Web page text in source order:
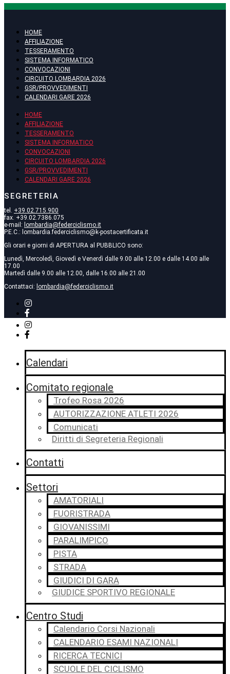
HOME
AFFILIAZIONE
TESSERAMENTO
SISTEMA INFORMATICO
CONVOCAZIONI
CIRCUITO LOMBARDIA 2026
GSR/PROVVEDIMENTI
CALENDARI GARE 2026
HOME
AFFILIAZIONE
TESSERAMENTO
SISTEMA INFORMATICO
CONVOCAZIONI
CIRCUITO LOMBARDIA 2026
GSR/PROVVEDIMENTI
CALENDARI GARE 2026
SEGRETERIA
tel. +39.02.715.900
fax. +39.02.7386.075
e-mail: lombardia@federciclismo.it
P.E.C.: lombardia.federciclismo@k-postacertificata.it
Gli orari e giorni di APERTURA al PUBBLICO sono:
Lunedì, Mercoledì, Giovedì e Venerdì dalle 9.00 alle 12.00 e dalle 14.00 alle
17.00
Martedì dalle 9.00 alle 12.00, dalle 16.00 alle 21.00
Contattaci: lombardia@federciclismo.it
Calendari
Comitato regionale
Trofeo Rosa 2026
AUTORIZZAZIONE ATLETI 2026
Comunicati
Diritti di Segreteria Regionali
Contatti
Settori
AMATORIALI
FUORISTRADA
GIOVANISSIMI
PARALIMPICO
PISTA
STRADA
GIUDICI DI GARA
GIUDICE SPORTIVO REGIONALE
Centro Studi
Calendario Corsi Nazionali
CALENDARIO ESAMI NAZIONALI
RICERCA TECNICI
SCUOLE DEL CICLISMO